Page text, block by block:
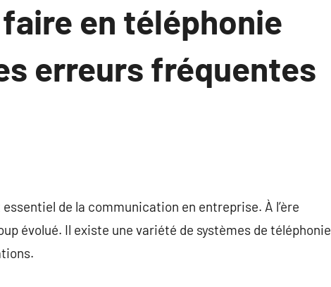
faire en téléphonie
erreurs fréquentes
de la communication en entreprise. À l’ère
évolué. Il existe une variété de systèmes de téléphonie